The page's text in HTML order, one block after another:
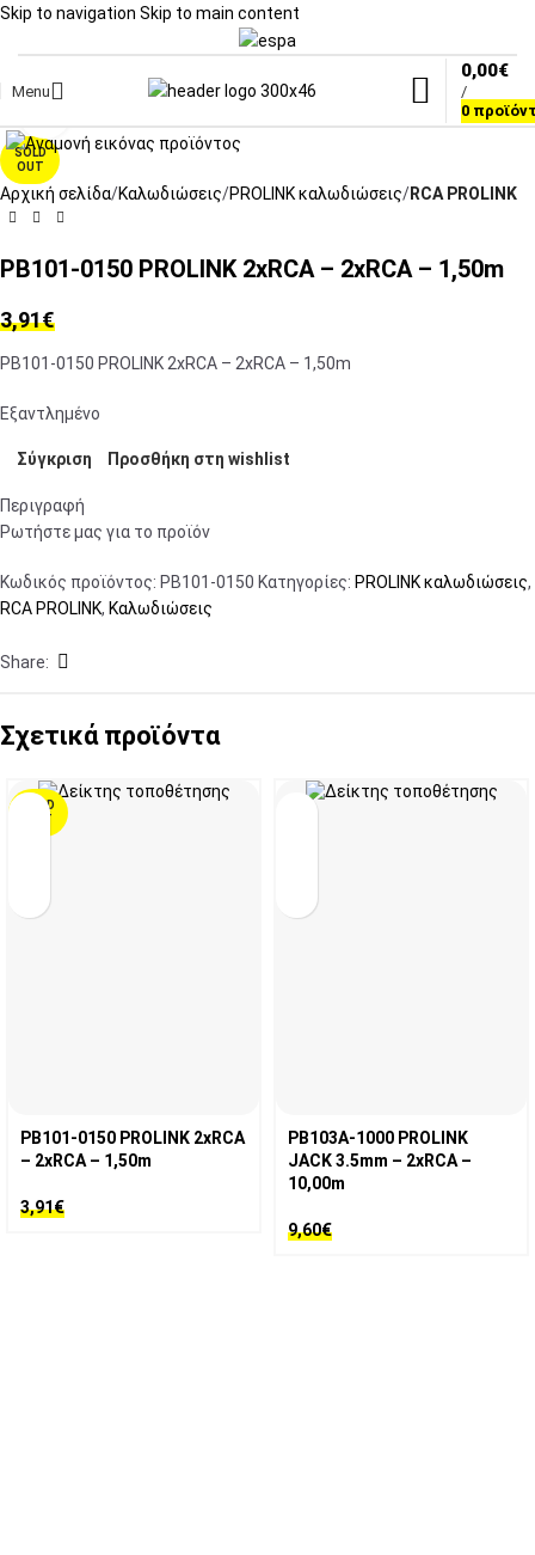
Skip to navigation Skip to main content
Menu
0
/
0,00€
SOLD
OUT
Αρχική σελίδα Καλωδιώσεις PROLINK καλωδιώσεις RCA PROLINK
PB101-0150 PROLINK 2xRCA – 2xRCA – 1,50m
3,91€
PB101-0150 PROLINK 2xRCA – 2xRCA – 1,50m
Εξαντλημένο
Σύγκριση Προσθήκη στη wishlist
Περιγραφή
Ρωτήστε μας για το προϊόν
Κωδικός προϊόντος: PB101-0150 Κατηγορίες: PROLINK καλωδιώσεις,
RCA PROLINK, Καλωδιώσεις
Share:
Σχετικά προϊόντα
SOLD
OUT
PB101-0150 PROLINK 2xRCA
– 2xRCA – 1,50m
3,91€
PB103A-1000 PROLINK
JACK 3.5mm – 2xRCA –
10,00m
9,60€